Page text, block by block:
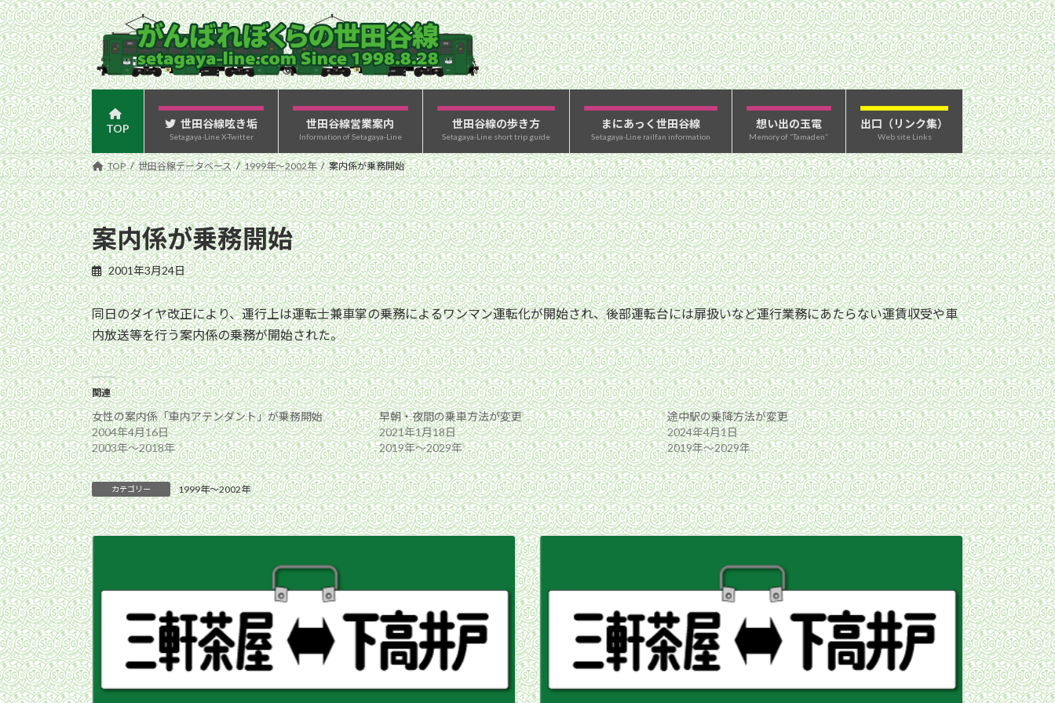
コ
ン
テ
ン
ツ
へ
ス
キ
ッ
プ
ナ
ビ
ゲ
ー
シ
ョ
ン
に
移
動
TOP 世田谷線呟き垢
Setagaya-Line X-Twitter
世田谷線営業案内
Information of Setagaya-Line
世田谷線の歩き方
Setagaya-Line short trip guide
まにあっく世田谷線
Setagaya-Line railfan information
想い出の玉電
Memory of “Tamaden”
出口（リンク集）
Web site Links
TOP 世田谷線データベース 1999年〜2002年 案内係が乗務開始
案内係が乗務開始
2001年3月24日
同日のダイヤ改正により、運行上は運転士兼車掌の乗務によるワンマン運転化が開始され、後部運転台には扉扱いなど運行業務にあたらない運賃収受や車
内放送等を行う案内係の乗務が開始された。
関連
女性の案内係「車内アテンダント」が乗務開始
2004年4月16日
2003年〜2018年
早朝・夜間の乗車方法が変更
2021年1月18日
2019年〜2029年
途中駅の乗降方法が変更
2024年4月1日
2019年〜2029年
カテゴリー 1999年〜2002年